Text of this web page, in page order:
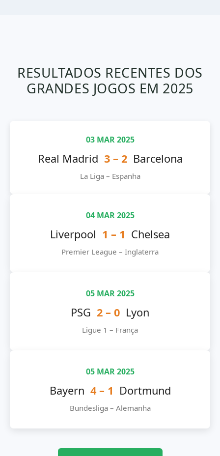
RESULTADOS RECENTES DOS
GRANDES JOGOS EM 2025
03 MAR 2025
Real Madrid 3 – 2 Barcelona
La Liga – Espanha
04 MAR 2025
Liverpool 1 – 1 Chelsea
Premier League – Inglaterra
05 MAR 2025
PSG 2 – 0 Lyon
Ligue 1 – França
05 MAR 2025
Bayern 4 – 1 Dortmund
Bundesliga – Alemanha